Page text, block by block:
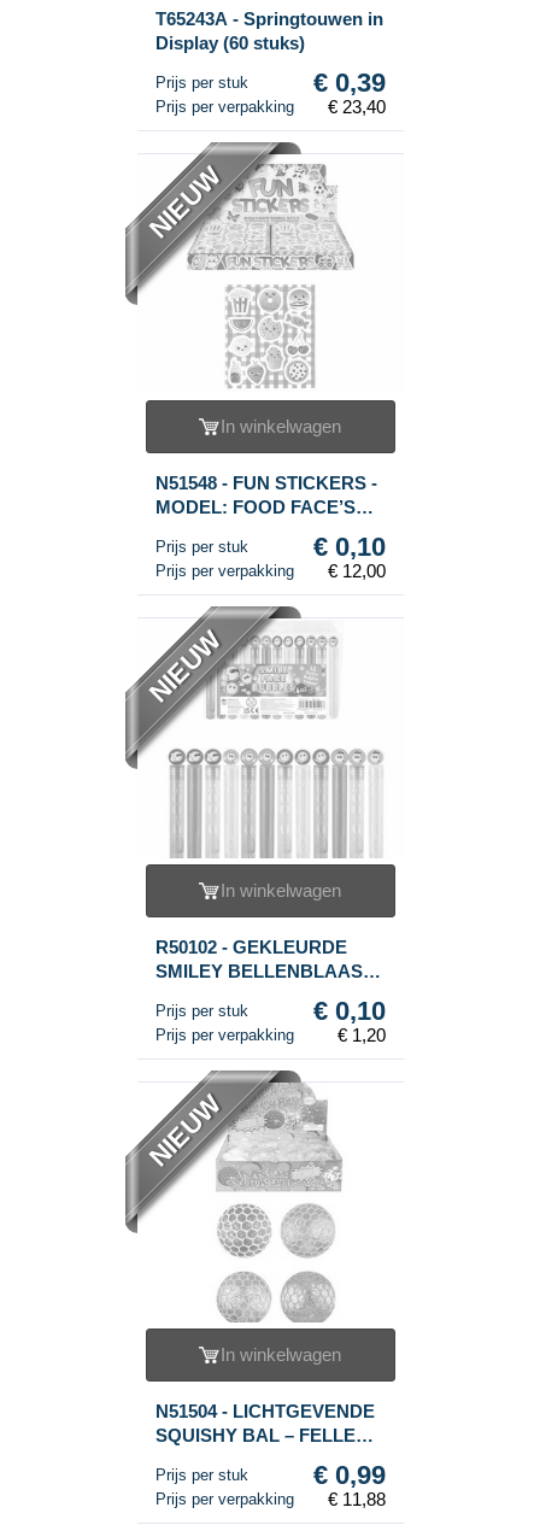
T65243A - Springtouwen in
Display (60 stuks)
Prijs per stuk € 0,39
Prijs per verpakking € 23,40
NIEUW
In winkelwagen
N51548 - FUN STICKERS -
MODEL: FOOD FACE’S
Prijs per stuk € 0,10
Prijs per verpakking € 12,00
NIEUW
In winkelwagen
R50102 - GEKLEURDE
SMILEY BELLENBLAAS
12st.)
Prijs per stuk € 0,10
Prijs per verpakking € 1,20
NIEUW
In winkelwagen
N51504 - LICHTGEVENDE
SQUISHY BAL – FELLE
Prijs per stuk € 0,99
Prijs per verpakking € 11,88